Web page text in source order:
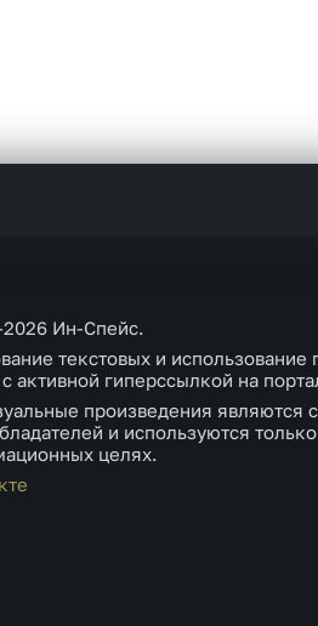
Ин-Спейс.
текстовых и
активной гиперссылкой на
произведения являются
и используются
целях.